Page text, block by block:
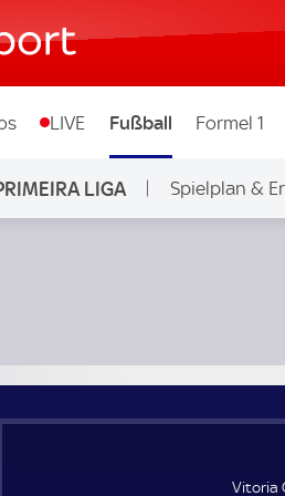
LIVE Fußball Formel 1
LIGA Spielplan &
Vitoria